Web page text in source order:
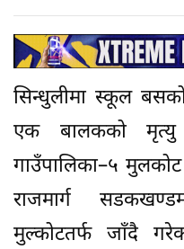
सिन्धुलीमा स्कूल
एक बालकको
गाउँपालिका–५
राजमार्ग
मुल्कोटतर्फ जाँदै